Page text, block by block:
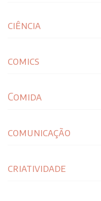
ciência
comics
Comida
comunicação
criatividade